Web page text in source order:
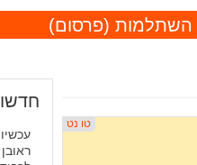
השתלמות (פרסום)